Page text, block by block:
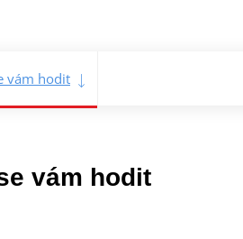
vám hodit
vám hodit